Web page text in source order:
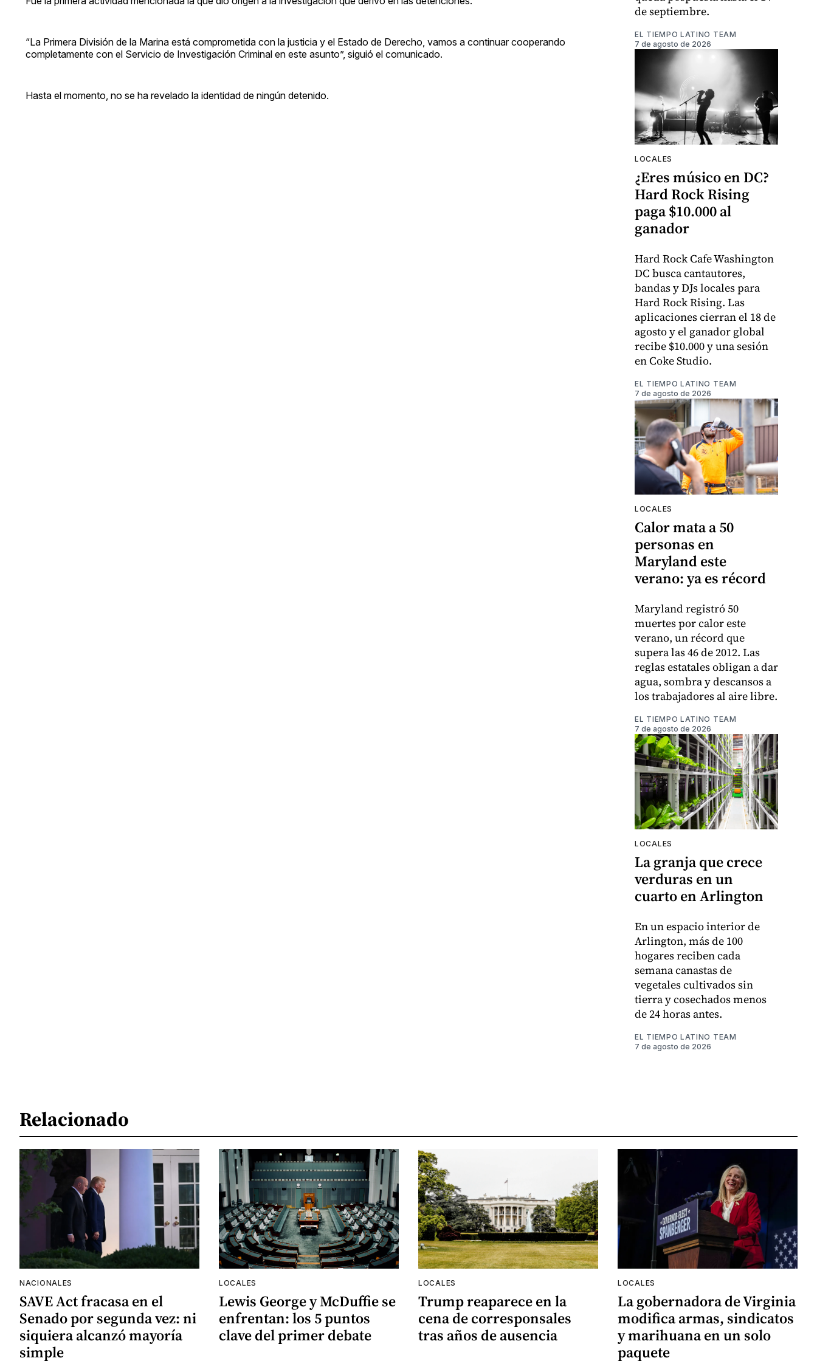
“La Primera División de la Marina está comprometida con la justicia y el Estado de Derecho, vamos a continuar cooperando
completamente con el Servicio de Investigación Criminal en este asunto”, siguió el comunicado.
Hasta el momento, no se ha revelado la identidad de ningún detenido.
de septiembre.
EL TIEMPO LATINO TEAM
7 de agosto de 2026
LOCALES
¿Eres músico en DC?
Hard Rock Rising
paga $10.000 al
ganador
Hard Rock Cafe Washington
DC busca cantautores,
bandas y DJs locales para
Hard Rock Rising. Las
aplicaciones cierran el 18 de
agosto y el ganador global
recibe $10.000 y una sesión
en Coke Studio.
EL TIEMPO LATINO TEAM
7 de agosto de 2026
LOCALES
Calor mata a 50
personas en
Maryland este
verano: ya es récord
Maryland registró 50
muertes por calor este
verano, un récord que
supera las 46 de 2012. Las
reglas estatales obligan a dar
agua, sombra y descansos a
los trabajadores al aire libre.
EL TIEMPO LATINO TEAM
7 de agosto de 2026
LOCALES
La granja que crece
verduras en un
cuarto en Arlington
En un espacio interior de
Arlington, más de 100
hogares reciben cada
semana canastas de
vegetales cultivados sin
tierra y cosechados menos
de 24 horas antes.
EL TIEMPO LATINO TEAM
7 de agosto de 2026
Relacionado
NACIONALES
SAVE Act fracasa en el
Senado por segunda vez: ni
siquiera alcanzó mayoría
simple
LOCALES
Lewis George y McDuffie se
enfrentan: los 5 puntos
clave del primer debate
LOCALES
Trump reaparece en la
cena de corresponsales
tras años de ausencia
LOCALES
La gobernadora de Virginia
modifica armas, sindicatos
y marihuana en un solo
paquete